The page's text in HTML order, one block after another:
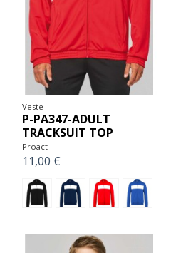
Veste
P-PA347-ADULT
TRACKSUIT TOP
Proact
11,00 €